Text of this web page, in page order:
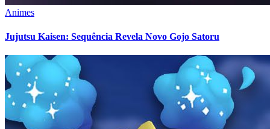
Animes
Jujutsu Kaisen: Sequência Revela Novo Gojo Satoru